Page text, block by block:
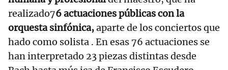
realizado76 actuaciones públicas con la
orquesta sinfónica,aparte de los conciertos que
hado como solista . En esas 76 actuaciones se
han interpretado 23 piezas distintas desde